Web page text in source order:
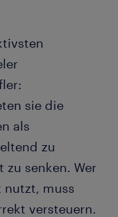
sie die
als
zu
zu senken. Wer
nutzt, muss
versteuern.